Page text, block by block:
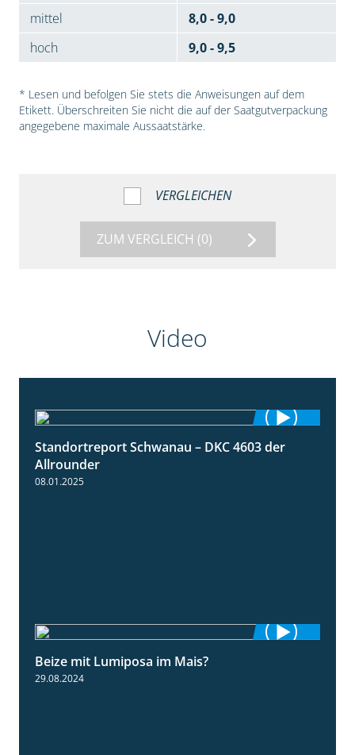
mittel
8,0 - 9,0
hoch
9,0 - 9,5
* Lesen und befolgen Sie stets die Anweisungen auf dem
Etikett. Überschreiten Sie nicht die auf der Saatgutverpackung
angegebene maximale Aussaatstärke.
VERGLEICHEN
ZUM VERGLEICH (0)
Video
1:17
Standortreport Schwanau – DKC 4603 der
Allrounder
08.01.2025
Beize mit Lumiposa im Mais?
29.08.2024